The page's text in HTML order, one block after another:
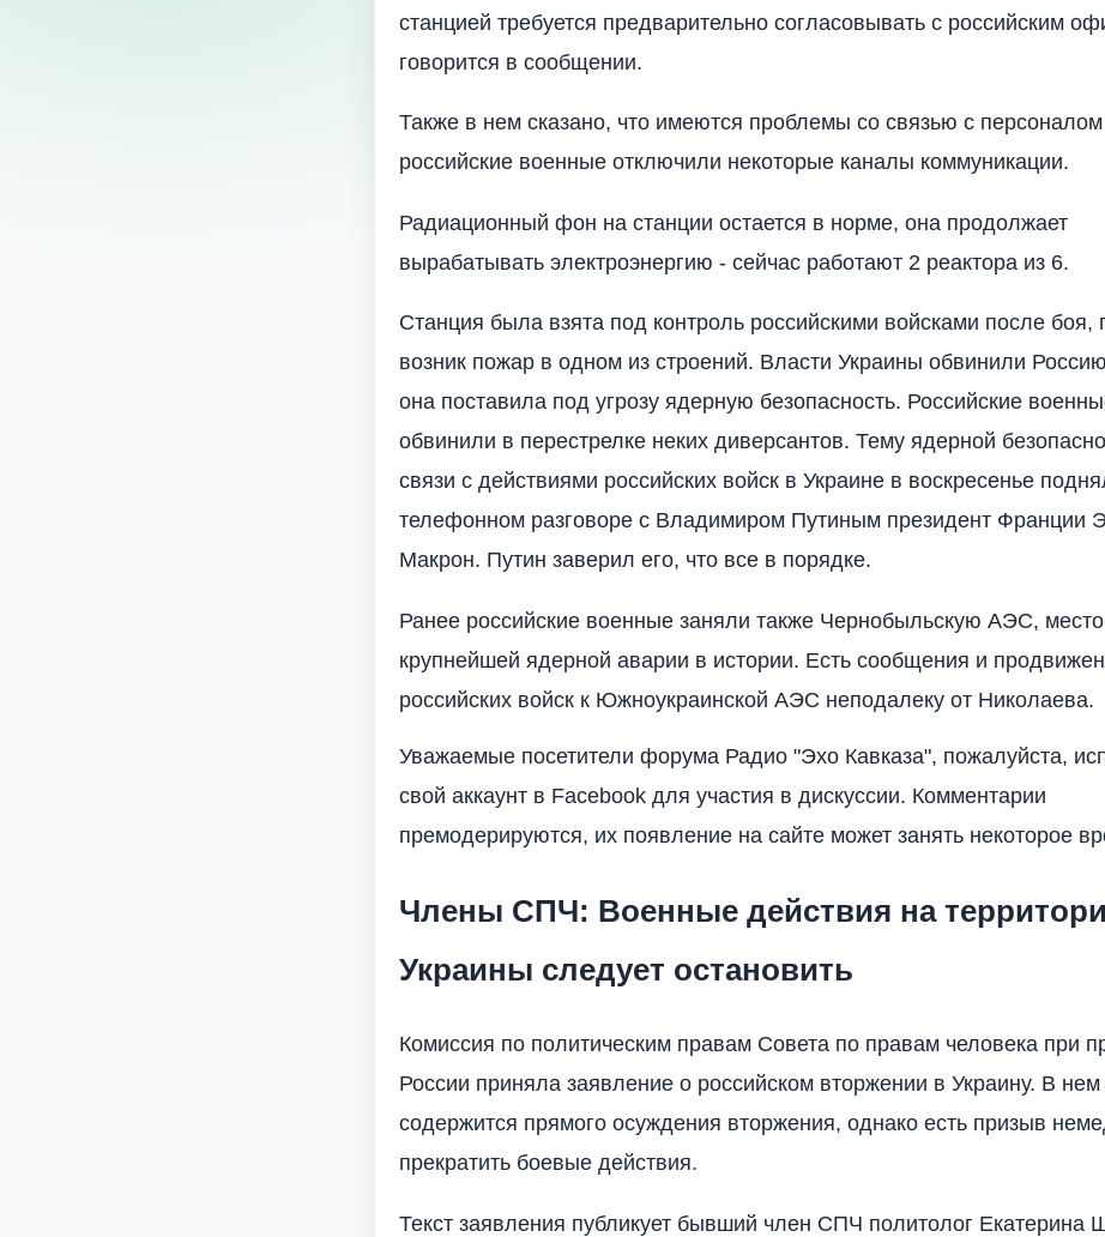
станцией требуется предварительно согласовывать с российским
говорится в сообщении.
Также в нем сказано, что имеются проблемы со связью с персоналом
российские военные отключили некоторые каналы коммуникации.
Радиационный фон на станции остается в норме, она продолжает
вырабатывать электроэнергию - сейчас работают 2 реактора из 6.
Станция была взята под контроль российскими войсками после боя,
возник пожар в одном из строений. Власти Украины обвинили
она поставила под угрозу ядерную безопасность. Российские
обвинили в перестрелке неких диверсантов. Тему ядерной
связи с действиями российских войск в Украине в воскресенье
телефонном разговоре с Владимиром Путиным президент Франции
Макрон. Путин заверил его, что все в порядке.
Ранее российские военные заняли также Чернобыльскую АЭС, место
крупнейшей ядерной аварии в истории. Есть сообщения и
российских войск к Южноукраинской АЭС неподалеку от Николаева.
Уважаемые посетители форума Радио "Эхо Кавказа", пожалуйста,
свой аккаунт в Facebook для участия в дискуссии. Комментарии
премодерируются, их появление на сайте может занять некоторое
Члены СПЧ: Военные действия на
Украины следует остановить
Комиссия по политическим правам Совета по правам человека при
России приняла заявление о российском вторжении в Украину. В нем
содержится прямого осуждения вторжения, однако есть призыв
прекратить боевые действия.
Текст заявления публикует бывший член СПЧ политолог Екатерина